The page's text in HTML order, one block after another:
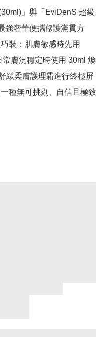
」與「EviDenS 超級
強奢華便攜修護滿貫方
裝：肌膚敏感時先用
膚況穩定時使用 30ml 煥
緩柔膚護理霜進行終極屏
種無可挑剔、自信且極致